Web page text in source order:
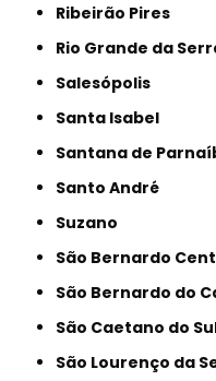
Ribeirão Pires
Rio Grande da
Salesópolis
Santa Isabel
Santana de
Santo André
Suzano
São Bernardo
São Bernardo do
São Caetano do
São Lourenço da